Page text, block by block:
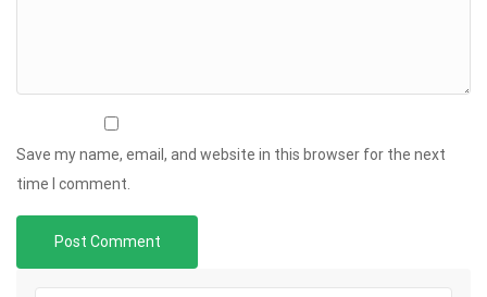
Save my name, email, and website in this browser for the next
time I comment.